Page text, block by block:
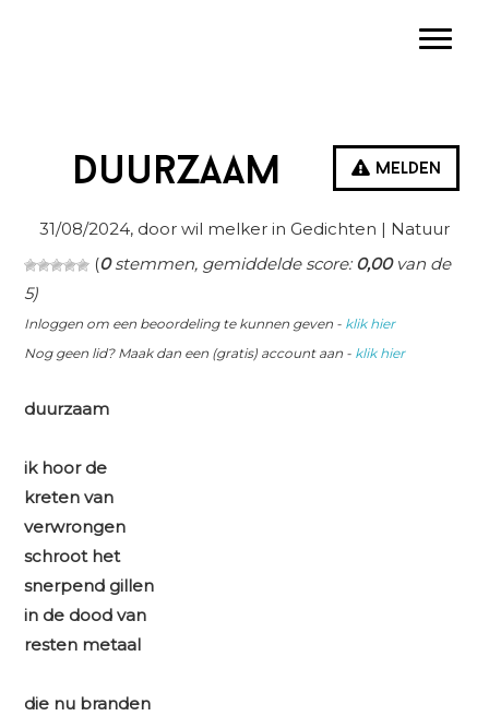
Melden
Duurzaam
31/08/2024, door wil melker in Gedichten | Natuur
(0stemmen, gemiddelde score:0,00van de
5)
Inloggen om een beoordeling te kunnen geven - klik hier
Nog geen lid? Maak dan een (gratis) account aan - klik hier
duurzaam
ik hoor de
kreten van
verwrongen
schroot het
snerpend gillen
in de dood van
resten metaal
die nu branden